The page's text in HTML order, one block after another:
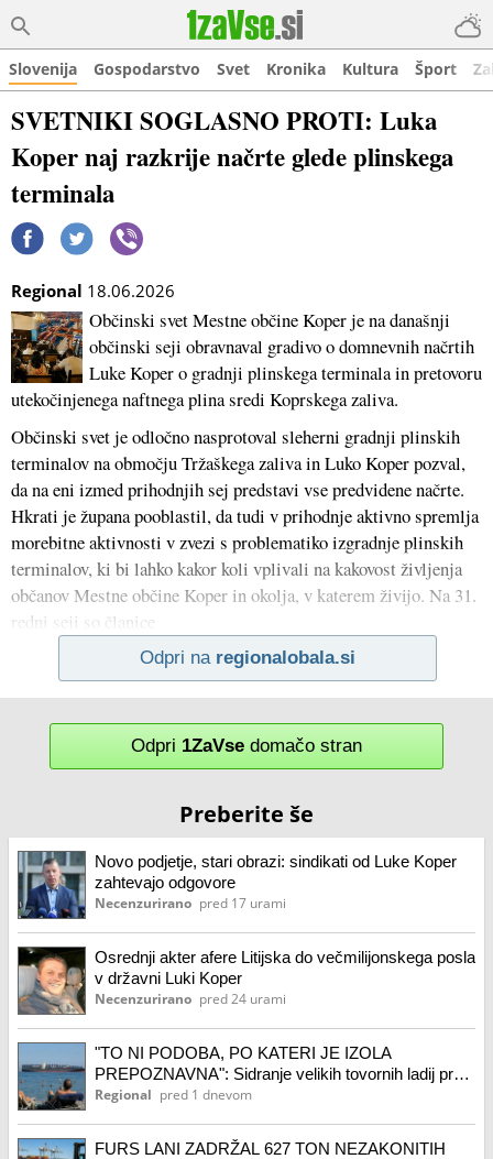
Slovenija Gospodarstvo Svet Kronika Kultura Šport
SVETNIKI SOGLASNO PROTI: Luka
Koper naj razkrije načrte glede plinskega
terminala
Regional 18.06.2026
Občinski svet Mestne občine Koper je na današnji
občinski seji obravnaval gradivo o domnevnih načrtih
Luke Koper o gradnji plinskega terminala in pretovoru
utekočinjenega naftnega plina sredi Koprskega zaliva.
Občinski svet je odločno nasprotoval sleherni gradnji plinskih
terminalov na območju Tržaškega zaliva in Luko Koper pozval,
da na eni izmed prihodnjih sej predstavi vse predvidene načrte.
Hkrati je župana pooblastil, da tudi v prihodnje aktivno spremlja
morebitne aktivnosti v zvezi s problematiko izgradnje plinskih
terminalov, ki bi lahko kakor koli vplivali na kakovost življenja
občanov Mestne občine Koper in okolja, v katerem živijo. Na 31.
redni seji so članice
Odpri na regionalobala.si
Odpri 1ZaVse domačo stran
Preberite še
Novo podjetje, stari obrazi: sindikati od Luke Koper
zahtevajo odgovore
Necenzurirano pred 17 urami
Osrednji akter afere Litijska do večmilijonskega posla
v državni Luki Koper
Necenzurirano pred 24 urami
"TO NI PODOBA, PO KATERI JE IZOLA
PREPOZNAVNA": Sidranje velikih tovornih ladij pred
obalo razburja domačine
Regional pred 1 dnevom
FURS LANI ZADRŽAL 627 TON NEZAKONITIH